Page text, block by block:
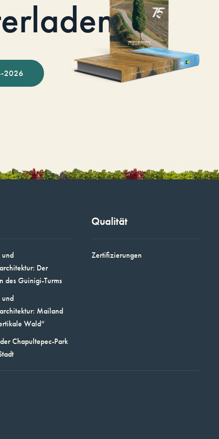
2026
Der
des Guinigi-Turms
Mailand
Wald“
Chapultepec-Park
Qualität
Zertifizierungen